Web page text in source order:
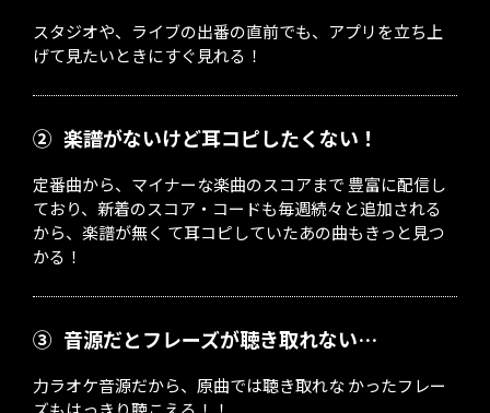
スタジオや、ライブの出番の直前でも、アプリを立ち上
げて見たいときにすぐ見れる！
② 楽譜がないけど耳コピしたくない！
定番曲から、マイナーな楽曲のスコアまで 豊富に配信し
ており、新着のスコア・コードも毎週続々と追加される
から、楽譜が無く て耳コピしていたあの曲もきっと見つ
かる！
③ 音源だとフレーズが聴き取れない…
力ラオケ音源だから、原曲では聴き取れな かったフレー